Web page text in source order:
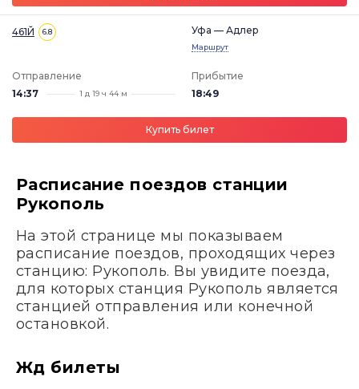
461Й 6.8 Уфа — Адлер
Маршрут
Отправление
14:37
1 д 19 ч 44 м
Прибытие
18:49
Купить билет
Расписание поездов станции
Рукополь
На этой странице мы показываем
расписание поездов, проходящих через
станцию: Рукополь. Вы увидите поезда,
для которых станция Рукополь является
станцией отправления или конечной
остановкой.
Жд билеты